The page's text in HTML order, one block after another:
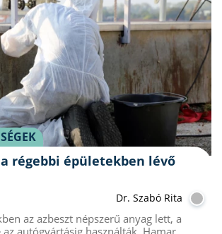
régebbi épületekben lévő
Dr. Szabó Rita
az azbeszt népszerű anyag lett, a